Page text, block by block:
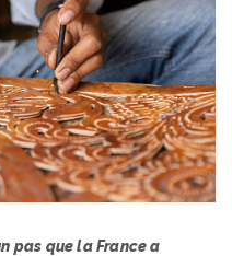
pas que la France a